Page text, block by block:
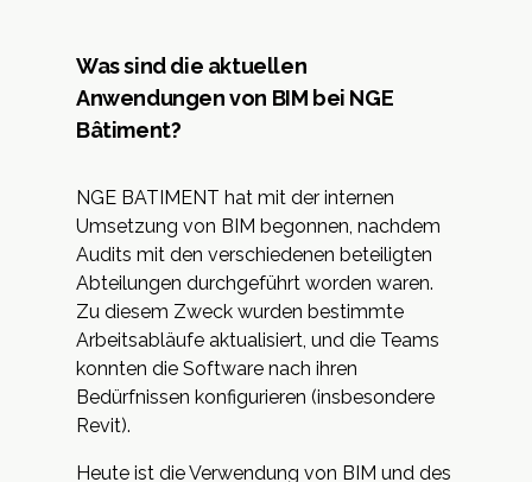
Was sind die aktuellen
Anwendungen von BIM bei NGE
Bâtiment?
NGE BATIMENT hat mit der internen
Umsetzung von BIM begonnen, nachdem
Audits mit den verschiedenen beteiligten
Abteilungen durchgeführt worden waren.
Zu diesem Zweck wurden bestimmte
Arbeitsabläufe aktualisiert, und die Teams
konnten die Software nach ihren
Bedürfnissen konfigurieren (insbesondere
Revit).
Heute ist die Verwendung von BIM und des